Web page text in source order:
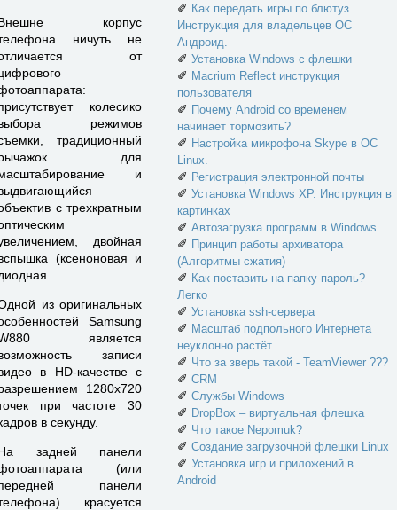
корпус
ничуть не
от
колесико
режимов
традиционный
для
и
с трехкратным
двойная
(ксеноновая и
из оригинальных
Samsung
является
записи
в HD-качестве с
1280х720
при частоте 30
в секунду.
задней панели
(или
панели
красуется
✐ Как передать игры по блютуз.
Инструкция для владельцев ОС
Андроид.
✐ Установка Windows с флешки
✐ Macrium Reflect инструкция
пользователя
✐ Почему Android со временем
начинает тормозить?
✐ Настройка микрофона Skype в ОС
Linux.
✐ Регистрация электронной почты
✐ Установка Windows XP. Инструкция в
картинках
✐ Автозагрузка программ в Windows
✐ Принцип работы архиватора
(Алгоритмы сжатия)
✐ Как поставить на папку пароль?
Легко
✐ Установка ssh-сервера
✐ Масштаб подпольного Интернета
неуклонно растёт
✐ Что за зверь такой - TeamViewer ???
✐ CRM
✐ Службы Windows
✐ DropBox – виртуальная флешка
✐ Что такое Nepomuk?
✐ Создание загрузочной флешки Linux
✐ Установка игр и приложений в
Android